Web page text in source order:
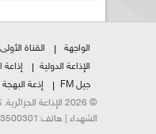
الواجهة القناة الأولى
الإذاعة الدولية
إذاعة
جيل FM
إذعة البهجة
الشهداء | هاتف:023500301 | فاكس:021230823/25